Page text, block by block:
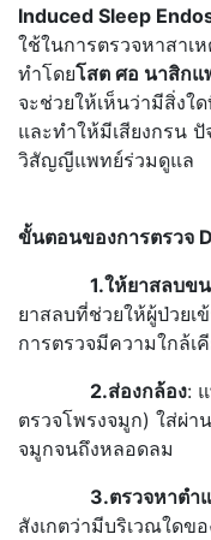
Induced Sleep
ใช้ในการตรวจหาสา
ทำโดยโสต ศอ นาสิก
จะช่วยให้เห็นว่ามีสิ่งใ
และทำให้มีเสียงกรน
วิสัญญีแพทย์ร่วมดูแล
ขั้นตอนของการตรวจ
1.ให้ยาสลบข
ยาสลบที่ช่วยให้ผู้ป่วย
การตรวจมีความใกล้
2.ส่องกล้อง:
ตรวจโพรงจมูก) ใส่ผ่า
จมูกจนถึงหลอดลม
3.ตรวจหาตำ
สังเกตว่ามีบริเวณใดข